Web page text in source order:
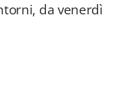
da venerdì